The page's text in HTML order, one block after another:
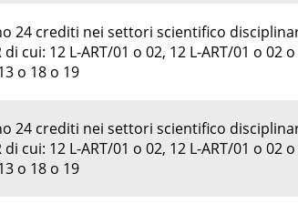
24 crediti nei settori scientifico
di cui: 12 L-ART/01 o 02, 12 L-ART/01 o 02
o 18 o 19
24 crediti nei settori scientifico
di cui: 12 L-ART/01 o 02, 12 L-ART/01 o 02
o 18 o 19